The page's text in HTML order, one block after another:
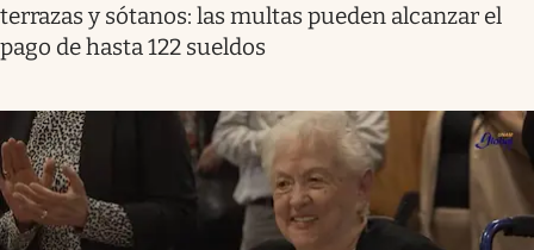
terrazas y sótanos: las multas pueden alcanzar el
pago de hasta 122 sueldos